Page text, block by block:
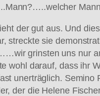
der gut aus. Und
streckte sie
grinsten uns nur
wohl darauf, dass ihr
unerträglich. Semino
der die Helene